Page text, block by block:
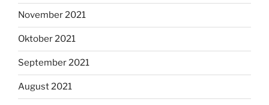
November 2021
Oktober 2021
September 2021
August 2021